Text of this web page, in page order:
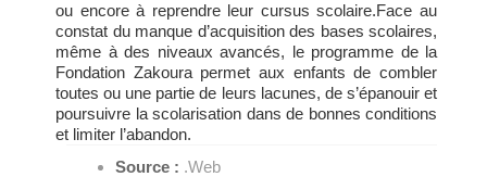
ou encore à reprendre leur cursus scolaire.Face au
constat du manque d’acquisition des bases scolaires,
même à des niveaux avancés, le programme de la
Fondation Zakoura permet aux enfants de combler
toutes ou une partie de leurs lacunes, de s’épanouir et
poursuivre la scolarisation dans de bonnes conditions
et limiter l’abandon.
Source : .Web